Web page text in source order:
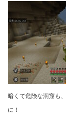
暗くて危険な洞窟も、
に！